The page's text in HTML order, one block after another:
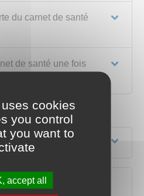
du carnet de santé
de santé une fois
cookies
you control
you want to
accept all